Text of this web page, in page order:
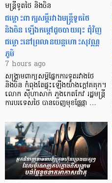
មន្ត្រីទូតថៃ និងចិន
ជម្លោះពាក្យសម្តីរវាងមន្ត្រីទូតថៃ
និងចិន ឡើងកម្ដៅដូចបាយពុះ ជុំវិញ
ជម្លោះនៅព្រលានយន្តហោះសុវណ្ណ
ភូមិ
7 hours ago
សង្គ្រាមពាក្យសម្តីផ្នែកការទូតរវាងថៃ
និងចិន កំពុងតែផ្ទុះឡើងយ៉ាងក្តៅគគុក។
លោក ស៊ីហាសាក់ ភួងកេតកែវ រដ្ឋមន្ត្រី
ការបរទេសថៃ បានចេញមុខផ្លែផ្កា …